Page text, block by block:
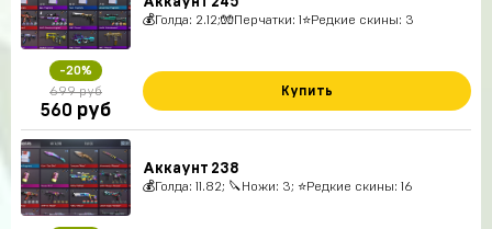
💰Голда: 2.12;🧤Перчатки: 1⭐️Редкие скины: 3
-20%
699 руб
560 руб
Купить
Аккаунт 238
💰Голда: 11.82; 🔪Ножи: 3; ⭐️Редкие скины: 16